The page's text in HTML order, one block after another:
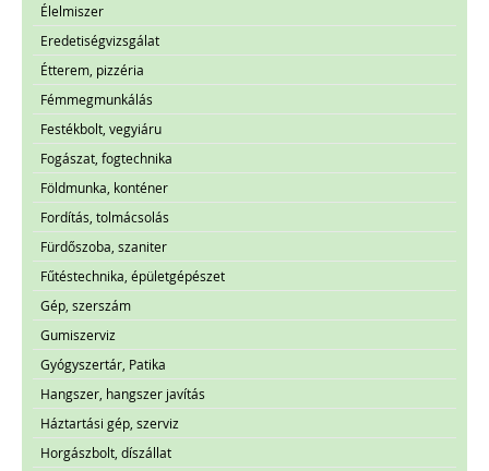
Élelmiszer
Eredetiségvizsgálat
Étterem, pizzéria
Fémmegmunkálás
Festékbolt, vegyiáru
Fogászat, fogtechnika
Földmunka, konténer
Fordítás, tolmácsolás
Fürdőszoba, szaniter
Fűtéstechnika, épületgépészet
Gép, szerszám
Gumiszerviz
Gyógyszertár, Patika
Hangszer, hangszer javítás
Háztartási gép, szerviz
Horgászbolt, díszállat